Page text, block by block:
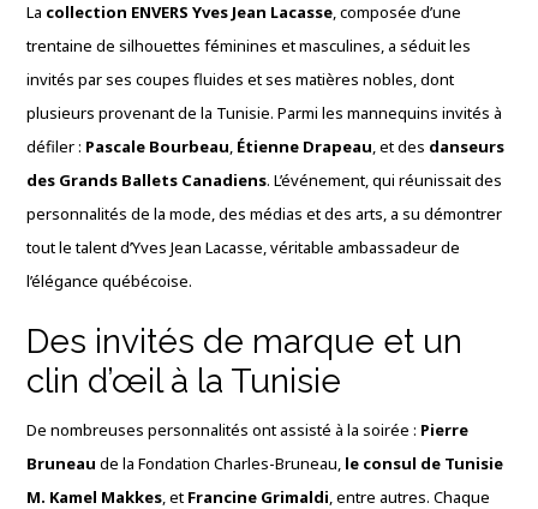
La collection ENVERS Yves Jean Lacasse, composée d’une
trentaine de silhouettes féminines et masculines, a séduit les
invités par ses coupes fluides et ses matières nobles, dont
plusieurs provenant de la Tunisie. Parmi les mannequins invités à
défiler : Pascale Bourbeau, Étienne Drapeau, et des danseurs
des Grands Ballets Canadiens. L’événement, qui réunissait des
personnalités de la mode, des médias et des arts, a su démontrer
tout le talent d’Yves Jean Lacasse, véritable ambassadeur de
l’élégance québécoise.
Des invités de marque et un
clin d’œil à la Tunisie
De nombreuses personnalités ont assisté à la soirée : Pierre
Bruneau de la Fondation Charles-Bruneau, le consul de Tunisie
M. Kamel Makkes, et Francine Grimaldi, entre autres. Chaque